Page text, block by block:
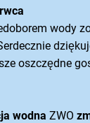
wody
oszczędne
wodna ZWO